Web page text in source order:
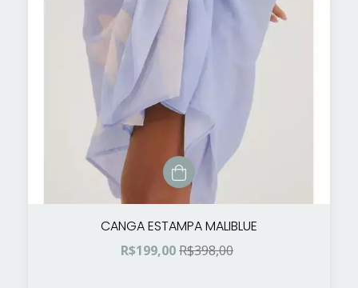
CANGA ESTAMPA MALIBLUE
R$199,00R$398,00